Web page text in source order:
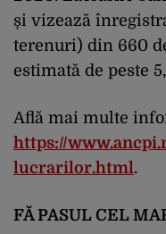
și vizează
terenuri) din 660
estimată de peste
Află mai multe
https://
lucrarilor.html.
FĂ PASUL CEL